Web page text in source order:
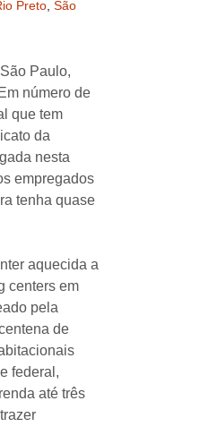
Preto São
Paulo,
número de
que tem
da
nesta
empregados
tenha quase
aquecida a
centers em
pela
de
federal,
até três